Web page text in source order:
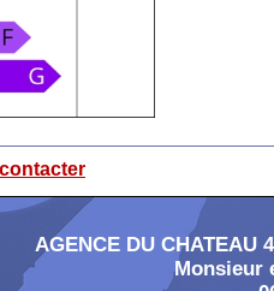
AGENCE DU CHATEAU
Monsieur